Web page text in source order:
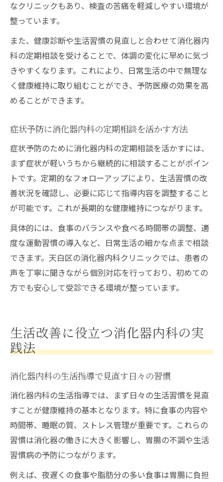
なクリニックもあり、検査の苦痛を軽減しやすい環境が
整っています。
また、健康診断や生活習慣の見直しと合わせて消化器内
科の定期相談を受けることで、体調の変化に早めに気づ
きやすくなります。これにより、日常生活の中で無理な
く健康維持に取り組むことができ、予防医療の効果を高
めることができます。
症状予防に消化器内科の定期相談を活かす方法
症状予防のために消化器内科の定期相談を活かすには、
まず症状が軽いうちから継続的に相談することがポイン
トです。定期的なフォローアップにより、生活習慣の改
善状況を確認し、必要に応じて指導内容を調整すること
が可能です。これが長期的な健康維持につながります。
具体的には、食事のバランスや食べる時間帯の調整、適
度な運動習慣の導入など、日常生活の細かな点まで相談
できます。天白区の消化器内科クリニックでは、患者の
声を丁寧に聞きながら個別対応を行っており、初めての
方でも安心して受診できる環境が整っています。
生活改善に役立つ消化器内科の実
践法
消化器内科の生活指導で見直す日々の習慣
消化器内科の生活指導では、まず日々の生活習慣を見直
すことが健康維持の基本となります。特に食事の内容や
時間帯、睡眠の質、ストレス管理が重要です。これらの
習慣は消化器の働きに大きく影響し、胃腸の不調や生活
習慣病の予防につながります。
例えば、夜遅くの食事や脂肪分の多い食事は胃腸に負担